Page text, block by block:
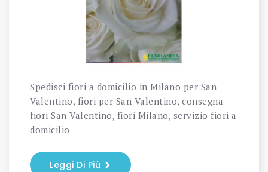
Spedisci fiori a domicilio in Milano per San
Valentino, fiori per San Valentino, consegna
fiori San Valentino, fiori Milano, servizio fiori a
domicilio
Leggi Di Più